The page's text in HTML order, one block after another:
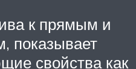
к прямым и
показывает
свойства как